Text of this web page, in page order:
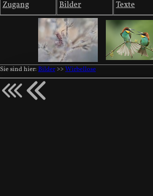
Zugang Bilder Texte
Sie sind hier: Bilder >> Wirbellose